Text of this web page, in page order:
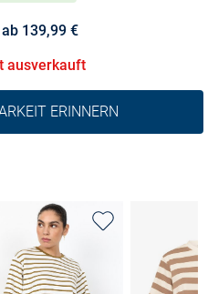
139,99 €
ausverkauft
ERINNERN